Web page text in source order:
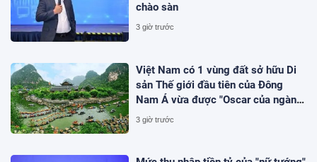
chào sàn
3 giờ trước
Việt Nam có 1 vùng đất sở hữu Di
sản Thế giới đầu tiên của Đông
Nam Á vừa được "Oscar của ngành
du lịch" đề cử, là nơi tỷ phú Xuân
3 giờ trước